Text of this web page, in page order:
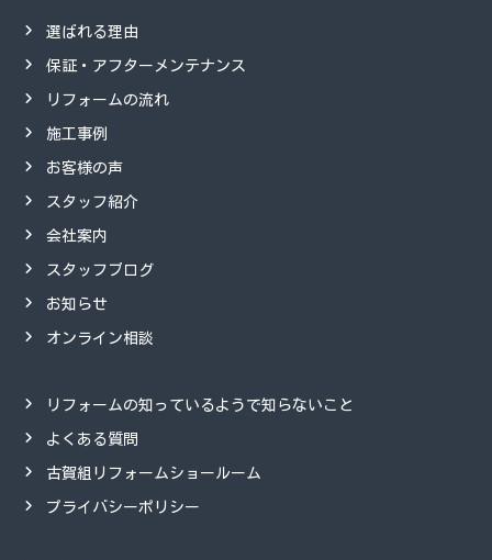
選ばれる理由
保証・アフターメンテナンス
リフォームの流れ
施工事例
お客様の声
スタッフ紹介
会社案内
スタッフブログ
お知らせ
オンライン相談
リフォームの知っているようで知らないこと
よくある質問
古賀組リフォームショールーム
プライバシーポリシー